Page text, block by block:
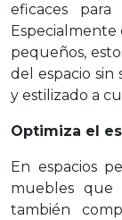
eficaces
Especialmente
pequeños,
del espacio
y estilizado a
Optimiza el
En espacios
muebles que
también